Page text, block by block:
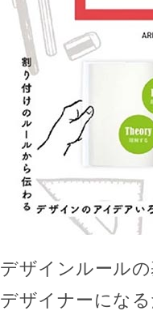
デザインルール
デザイナーにな